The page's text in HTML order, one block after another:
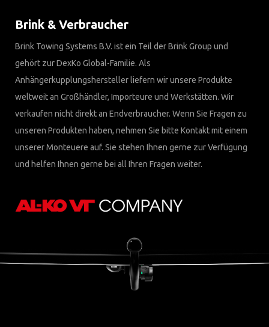
Brink & Verbraucher
Brink Towing Systems B.V. ist ein Teil der Brink Group und
gehört zur DexKo Global-Familie. Als
Anhängerkupplungshersteller liefern wir unsere Produkte
weltweit an Großhändler, Importeure und Werkstätten. Wir
verkaufen nicht direkt an Endverbraucher. Wenn Sie Fragen zu
unseren Produkten haben, nehmen Sie bitte Kontakt mit einem
unserer Monteuere auf. Sie stehen Ihnen gerne zur Verfügung
und helfen Ihnen gerne bei all Ihren Fragen weiter.